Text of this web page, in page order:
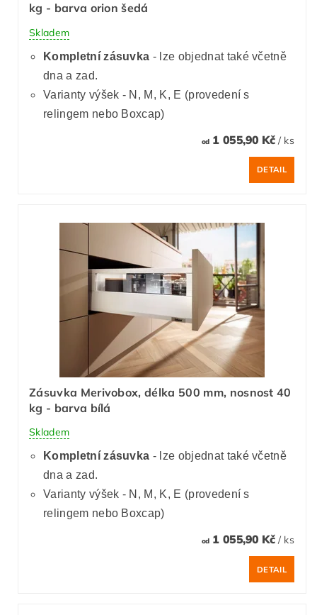
kg - barva orion šedá
Skladem
Kompletní zásuvka - lze objednat také včetně
dna a zad.
Varianty výšek - N, M, K, E (provedení s
relingem nebo Boxcap)
od1 055,90 Kč / ks
DETAIL
Zásuvka Merivobox, délka 500 mm, nosnost 40
kg - barva bílá
Skladem
Kompletní zásuvka - lze objednat také včetně
dna a zad.
Varianty výšek - N, M, K, E (provedení s
relingem nebo Boxcap)
od1 055,90 Kč / ks
DETAIL